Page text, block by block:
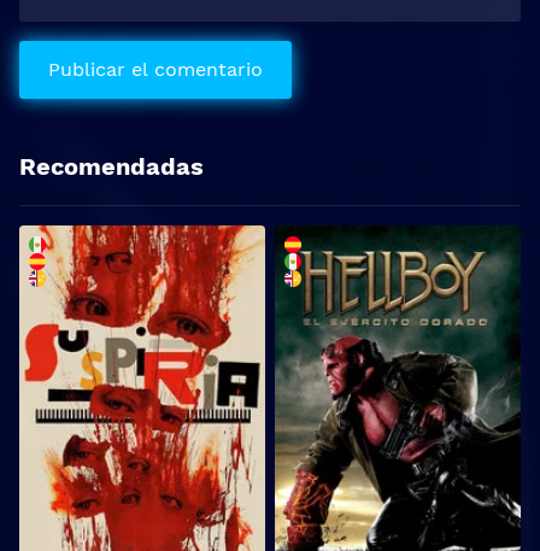
Recomendadas